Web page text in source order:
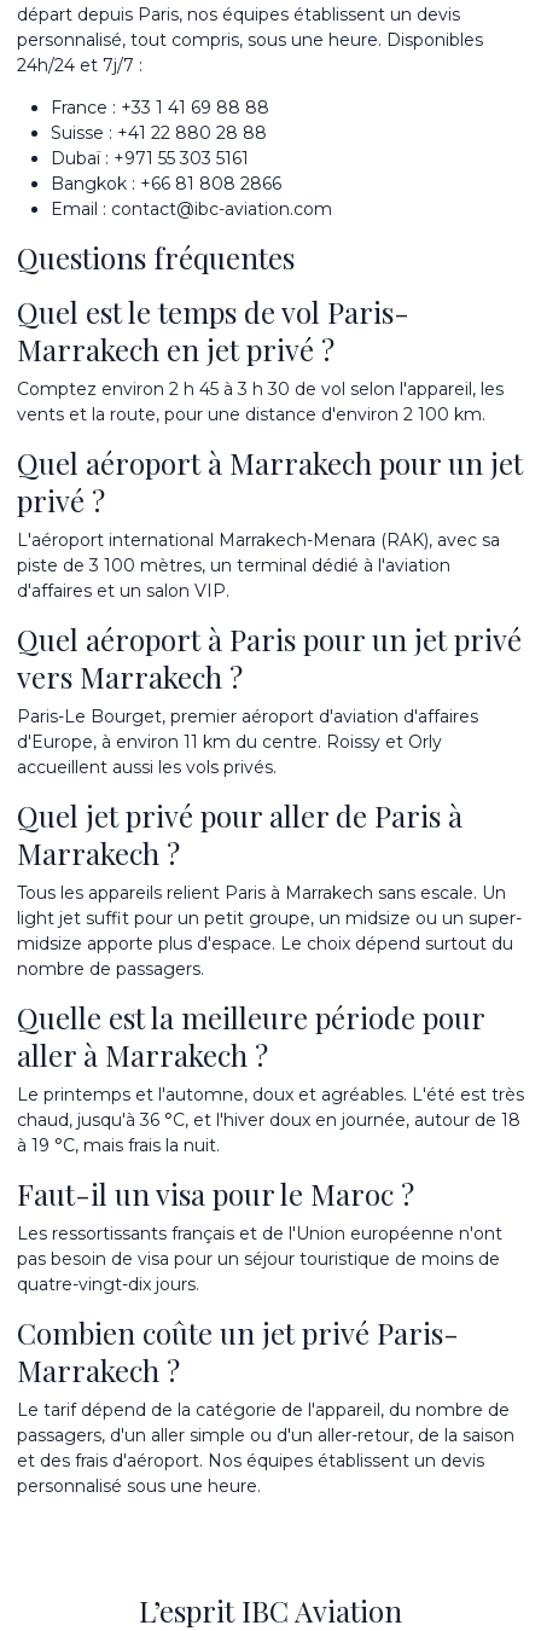
départ depuis Paris, nos équipes établissent un devis
personnalisé, tout compris, sous une heure. Disponibles
24h/24 et 7j/7 :
France : +33 1 41 69 88 88
Suisse : +41 22 880 28 88
Dubaï : +971 55 303 5161
Bangkok : +66 81 808 2866
Email : contact@ibc-aviation.com
Questions fréquentes
Quel est le temps de vol Paris-
Marrakech en jet privé ?
Comptez environ 2 h 45 à 3 h 30 de vol selon l'appareil, les
vents et la route, pour une distance d'environ 2 100 km.
Quel aéroport à Marrakech pour un jet
privé ?
L'aéroport international Marrakech-Menara (RAK), avec sa
piste de 3 100 mètres, un terminal dédié à l'aviation
d'affaires et un salon VIP.
Quel aéroport à Paris pour un jet privé
vers Marrakech ?
Paris-Le Bourget, premier aéroport d'aviation d'affaires
d'Europe, à environ 11 km du centre. Roissy et Orly
accueillent aussi les vols privés.
Quel jet privé pour aller de Paris à
Marrakech ?
Tous les appareils relient Paris à Marrakech sans escale. Un
light jet suffit pour un petit groupe, un midsize ou un super-
midsize apporte plus d'espace. Le choix dépend surtout du
nombre de passagers.
Quelle est la meilleure période pour
aller à Marrakech ?
Le printemps et l'automne, doux et agréables. L'été est très
chaud, jusqu'à 36 °C, et l'hiver doux en journée, autour de 18
à 19 °C, mais frais la nuit.
Faut-il un visa pour le Maroc ?
Les ressortissants français et de l'Union européenne n'ont
pas besoin de visa pour un séjour touristique de moins de
quatre-vingt-dix jours.
Combien coûte un jet privé Paris-
Marrakech ?
Le tarif dépend de la catégorie de l'appareil, du nombre de
passagers, d'un aller simple ou d'un aller-retour, de la saison
et des frais d'aéroport. Nos équipes établissent un devis
personnalisé sous une heure.
L’esprit IBC Aviation